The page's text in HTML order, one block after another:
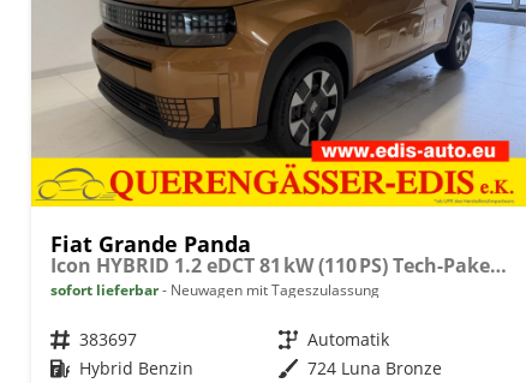
Fiat Grande Panda
Icon HYBRID 1.2 eDCT 81 kW (110 PS) Tech-Paket, Navigationssystem, Klimaautomatik, höhenverstellbarer Fahrersitz, Radio, DAB, Touchscreen, Einparkhilfe vorne und hinten, Rückfahrkamera, Regensensor, Tempomat, Volldigitales Kombiinstrument, uvm.
sofort lieferbar Neuwagen mit Tageszulassung
Fahrzeugnr. 383697 Getriebe Automatik
Kraftstoff Hybrid Benzin Außenfarbe 724 Luna Bronze